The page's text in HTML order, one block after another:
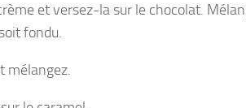
et versez-la sur le chocolat.
fondu.
mélangez.